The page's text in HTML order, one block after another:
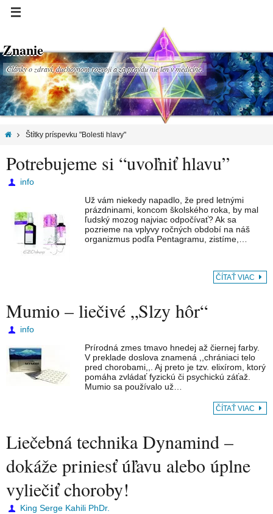
Znanie
Články o zdraví, duchovnom rozvoji a za pravdu nie len v medicíne.
Štítky príspevku "Bolesti hlavy"
Potrebujeme si “uvoľniť hlavu”
info
Už vám niekedy napadlo, že pred letnými
prázdninami, koncom školského roka, by mal
ľudský mozog najviac odpočívať? Ak sa
pozrieme na vplyvy ročných období na náš
organizmus podľa Pentagramu, zistíme,…
ČÍTAŤ VIAC
Mumio – liečivé „Slzy hôr“
info
Prírodná zmes tmavo hnedej až čiernej farby.
V preklade doslova znamená ,,chrániaci telo
pred chorobami,,. Aj preto je tzv. elixírom, ktorý
pomáha zvládať fyzickú či psychickú záťaž.
Mumio sa používalo už…
ČÍTAŤ VIAC
Liečebná technika Dynamind –
dokáže priniesť úľavu alebo úplne
vyliečiť choroby!
King Serge Kahili PhDr.